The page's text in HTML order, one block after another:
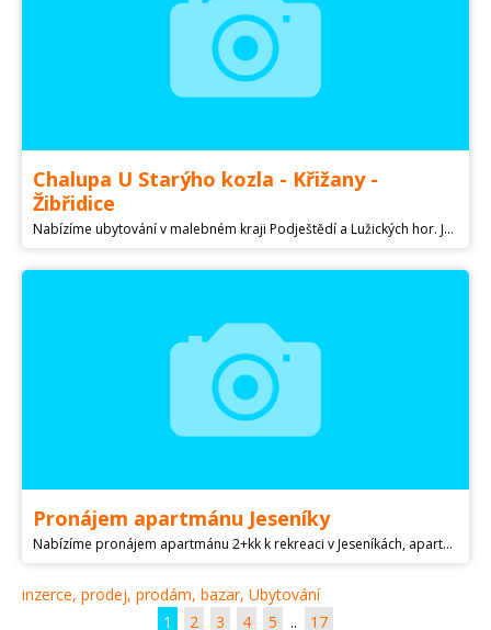
Chalupa U Starýho kozla - Křižany -
Žibřidice
Nabízíme ubytování v malebném kraji Podještědí a Lužických hor. Jsme zařízeni pro celoroční pobyt. Standardně poskytujeme ubytování skupinkám 12 osob ve 3 pokojích, ale můžeme vyjít vstříc i větší skupině a ubytovat až 15 osob (4. pokoj za příplatek). Cyklotrasy a turistické stezky vedou přímo od chalupy a zavedou Vás na spoustu turisticky zajímavých míst (např.: Kryštofovo údolí, zámek Lemberk, Hamerské jezero, Ještěd, Janovické poustevny). Lyžaři mají možnost využít autem 15 min. vzdálený Skiareál Ještěd. Chalupa je vybavena kuchyňskou linkou, myčkou, lednicí, elektrickou troubou, rychlovarnou konvicí, mikrovlnnou troubou. Pro nejmenší děti jsou k dispozici i 2 jídelní židličky. Dalším vybavením je Wi - Fi, 2 x TV, projektor s plátnem 200 x 140,DVD přehrávač s velkým výběrem filmů, stolní fotbálek, šipky, kulečník, venkovní gril, ohniště, trampolína (červen - září). Posezení ve společenské maštali, venkovní terasa s posezením, ohništěm a výhledem na Ještěd. Týden 22800,- víkend 10800,- / 12osob.
Pronájem apartmánu Jeseníky
Nabízíme pronájem apartmánu 2+kk k rekreaci v Jeseníkách, apartmán se nachází v nově postaveném domě v obci Horní Lipová. Vybavení apartmánu: plně vybavená kuchyně, obývací pokoj s rozkládacím gaučem na každodenní spaní, samostatná ložnice s manželskou postelí, WC s koupelnou WIFI, parkovací stání klidná lokalita, pěší turistika, blízké ski areály cena od 1000/apartmán/noc
inzerce, prodej, prodám, bazar, Ubytování
1
2 3 4 5 .. 17